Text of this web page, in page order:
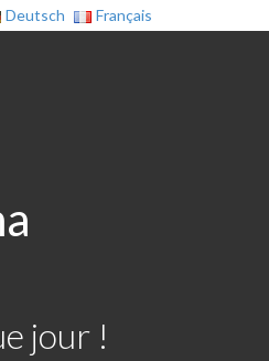
Deutsch Français
jour !